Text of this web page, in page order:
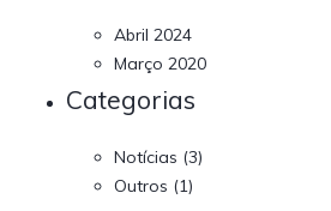
Abril 2024
Março 2020
Categorias
Notícias (3)
Outros (1)